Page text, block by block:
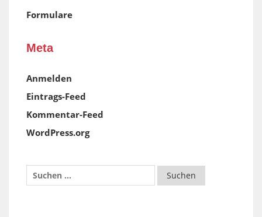
Formulare
Meta
Anmelden
Eintrags-Feed
Kommentar-Feed
WordPress.org